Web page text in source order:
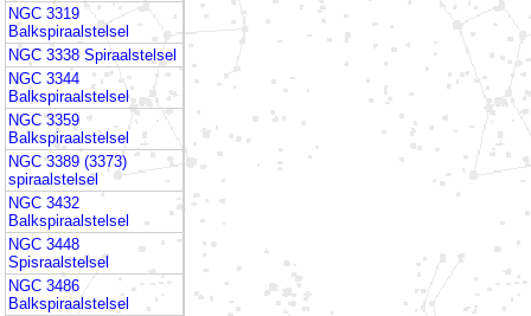
NGC 3319
Balkspiraalstelsel
NGC 3338 Spiraalstelsel
NGC 3344
Balkspiraalstelsel
NGC 3359
Balkspiraalstelsel
NGC 3389 (3373)
spiraalstelsel
NGC 3432
Balkspiraalstelsel
NGC 3448
Spisraalstelsel
NGC 3486
Balkspiraalstelsel